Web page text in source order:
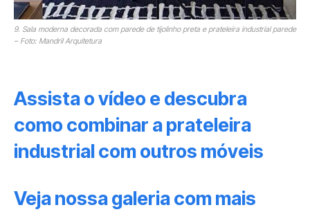
9. Sala moderna decorada com parede de tijolinho preta e prateleira industrial parede
– Foto: Mandril Arquitetura
Assista o vídeo e descubra
como combinar a prateleira
industrial com outros móveis
Veja nossa galeria com mais